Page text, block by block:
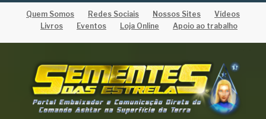
Quem Somos Redes Sociais Nossos Sites
Vídeos
Livros
Eventos Loja Online Apoio ao trabalho